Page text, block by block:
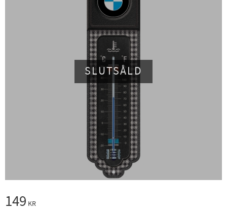
SLUTSÅLD
149 KR